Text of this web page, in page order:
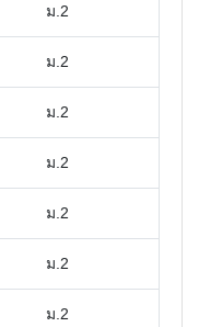
ม.2
ม.2
ม.2
ม.2
ม.2
ม.2
ม.2